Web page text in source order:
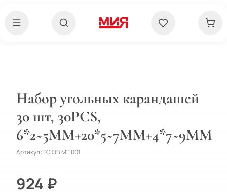
Набор угольных карандашей
30 шт, 30PCS,
6*2~5MM+20*5~7MM+4*7~9MM
Артикул: FC.QB.MT.001
924 ₽